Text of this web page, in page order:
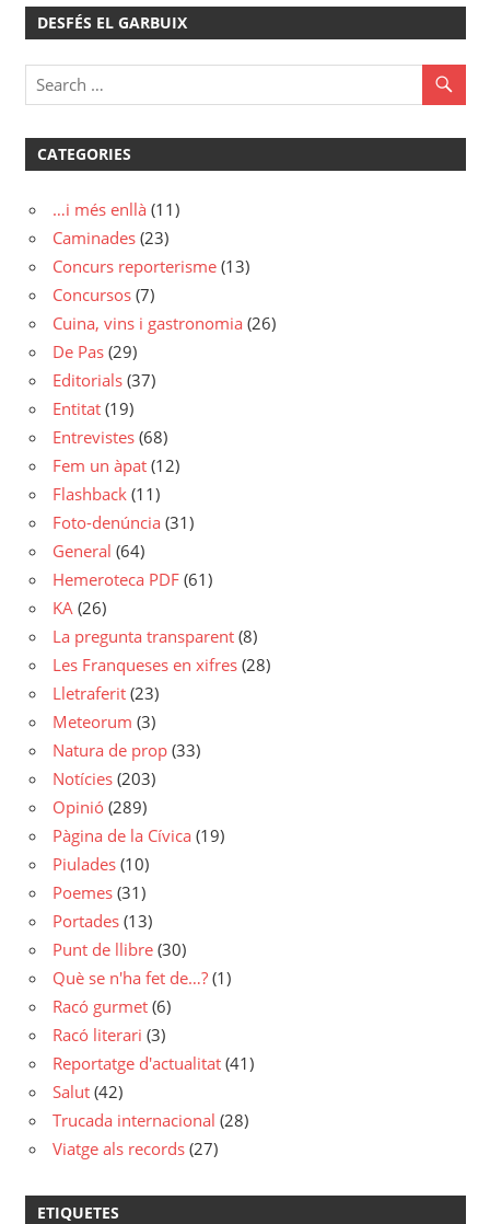
DESFÉS EL GARBUIX
CATEGORIES
…i més enllà (11)
Caminades (23)
Concurs reporterisme (13)
Concursos (7)
Cuina, vins i gastronomia (26)
De Pas (29)
Editorials (37)
Entitat (19)
Entrevistes (68)
Fem un àpat (12)
Flashback (11)
Foto-denúncia (31)
General (64)
Hemeroteca PDF (61)
KA (26)
La pregunta transparent (8)
Les Franqueses en xifres (28)
Lletraferit (23)
Meteorum (3)
Natura de prop (33)
Notícies (203)
Opinió (289)
Pàgina de la Cívica (19)
Piulades (10)
Poemes (31)
Portades (13)
Punt de llibre (30)
Què se n'ha fet de…? (1)
Racó gurmet (6)
Racó literari (3)
Reportatge d'actualitat (41)
Salut (42)
Trucada internacional (28)
Viatge als records (27)
ETIQUETES